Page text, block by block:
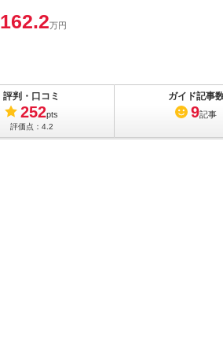
162.2万円
評判・口コミ
252pts
評価点： 4.2
ガイド記事
9記事